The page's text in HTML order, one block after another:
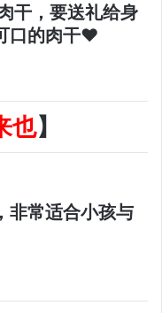
干，要送礼给身
口的肉干❤
也】
非常适合小孩与